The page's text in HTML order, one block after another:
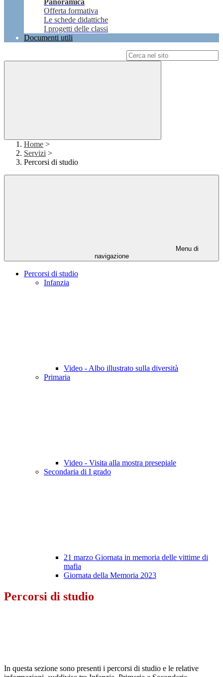
Panoramica
Offerta formativa
Le schede didattiche
I progetti delle classi
Documenti utili
Home >
Servizi >
Percorsi di studio
Menu di
navigazione
Percorsi di studio
Infanzia
Video - Albo illustrato sulla diversità
Primaria
Video - Visita alla mostra presepiale
Secondaria di I grado
21 marzo Giornata in memoria delle vittime di
mafia
Giornata della Memoria 2023
Percorsi di studio
In questa sezione sono presenti i percorsi di studio e le relative